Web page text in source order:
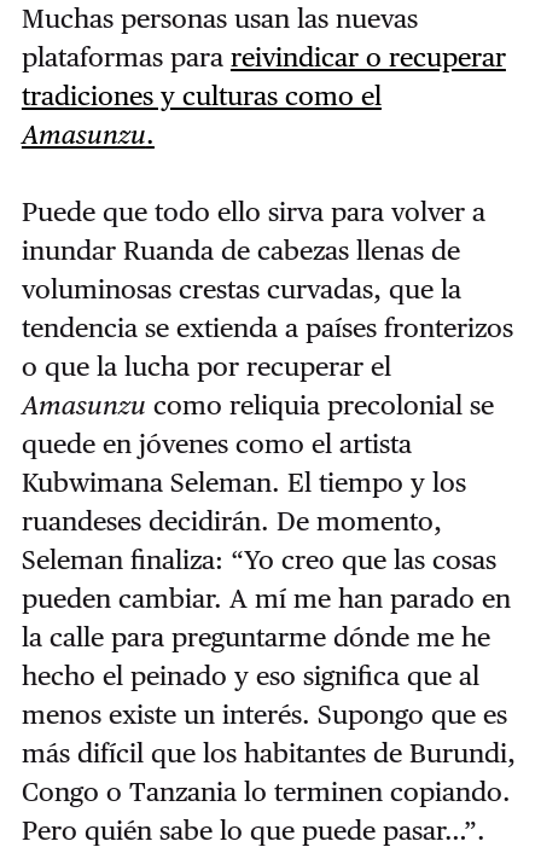
Muchas personas usan las nuevas
plataformas para reivindicar o recuperar
tradiciones y culturas como el
Amasunzu.
Puede que todo ello sirva para volver a
inundar Ruanda de cabezas llenas de
voluminosas crestas curvadas, que la
tendencia se extienda a países fronterizos
o que la lucha por recuperar el
Amasunzu como reliquia precolonial se
quede en jóvenes como el artista
Kubwimana Seleman. El tiempo y los
ruandeses decidirán. De momento,
Seleman finaliza: “Yo creo que las cosas
pueden cambiar. A mí me han parado en
la calle para preguntarme dónde me he
hecho el peinado y eso significa que al
menos existe un interés. Supongo que es
más difícil que los habitantes de Burundi,
Congo o Tanzania lo terminen copiando.
Pero quién sabe lo que puede pasar…”.